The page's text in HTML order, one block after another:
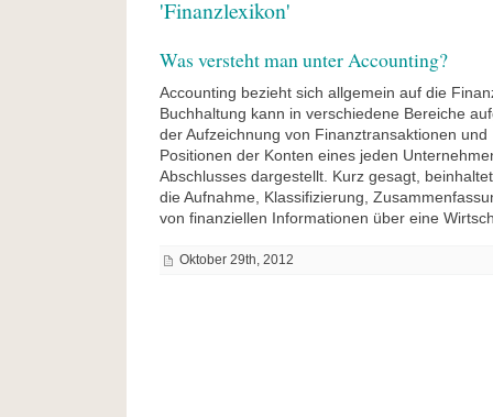
'Finanzlexikon'
Was versteht man unter Accounting?
Accounting bezieht sich allgemein auf die
Buchhaltung kann in verschiedene Bereiche
der Aufzeichnung von Finanztransaktionen
Positionen der Konten eines jeden
Abschlusses dargestellt. Kurz gesagt,
die Aufnahme, Klassifizierung,
von finanziellen Informationen über eine
Oktober 29th, 2012